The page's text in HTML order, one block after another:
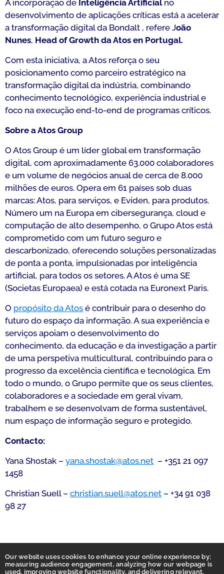
Our website uses cookies to enhance your online experience by;
measuring audience engagement, analyzing how our webpage is
used, improving website functionality, and delivering relevant,
A incorporação de Inteligência Artificialno
desenvolvimento de aplicações críticas está a acelerar
a transformação digital da Bondalt , refere João
Nunes, Head of Growth da Atos en Portugal.
Com esta iniciativa, a Atos reforça o seu
posicionamento como parceiro estratégico na
transformação digital da indústria, combinando
conhecimento tecnológico, experiência industrial e
foco na execução end-to-end de programas críticos.
Sobre a Atos Group
O Atos Group é um líder global em transformação
digital, com aproximadamente 63.000 colaboradores
e um volume de negócios anual de cerca de 8.000
milhões de euros. Opera em 61 países sob duas
marcas: Atos, para serviços, e Eviden, para produtos.
Número um na Europa em cibersegurança, cloud e
computação de alto desempenho, o Grupo Atos está
comprometido com um futuro seguro e
descarbonizado, oferecendo soluções personalizadas
de ponta a ponta, impulsionadas por inteligência
artificial, para todos os setores. A Atos é uma SE
(Societas Europaea) e está cotada na Euronext Paris.
O propósito da Atos é contribuir para o desenho do
futuro do espaço da informação. A sua experiência e
serviços apoiam o desenvolvimento do
conhecimento, da educação e da investigação a partir
de uma perspetiva multicultural, contribuindo para o
progresso da excelência científica e tecnológica. Em
todo o mundo, o Grupo permite que os seus clientes,
colaboradores e a sociedade em geral vivam,
trabalhem e se desenvolvam de forma sustentável,
num espaço de informação seguro e protegido.
Contacto:
Yana Shostak – yana.shostak@atos.net – +351 21 097
1458
Christian Suell – christian.suell@atos.net – +34 91 038
98 27